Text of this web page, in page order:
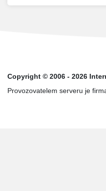
Copyright © 2006 - 2026
Provozovatelem serveru je